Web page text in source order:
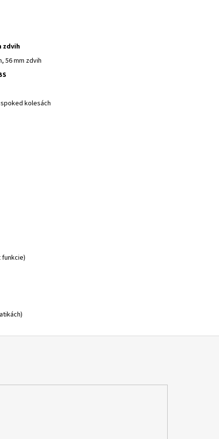
zdvih
56 mm zdvih
kolesách
funkcie)